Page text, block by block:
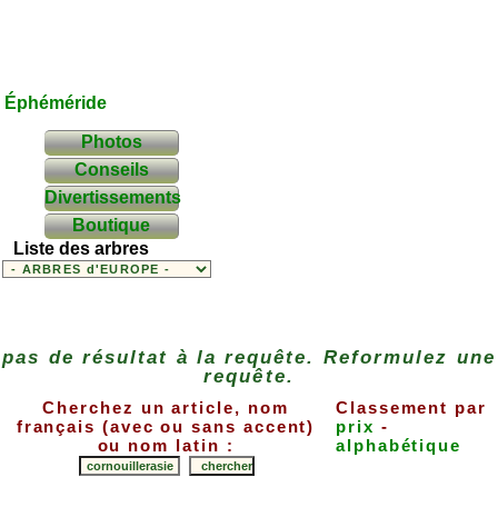
Éphéméride
Photos
Conseils
Divertissements
Boutique
Liste des arbres
pas de résultat à la requête. Reformulez une
requête.
Cherchez un article, nom
français (avec ou sans accent)
ou nom latin :
Classement par
prix -
alphabétique